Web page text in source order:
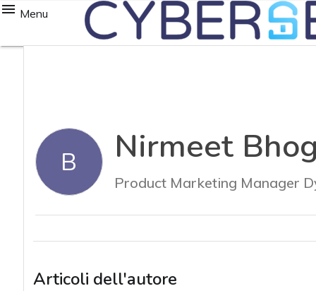
Menu
B Nirmeet
Product Marketing Manager
Articoli dell'autore